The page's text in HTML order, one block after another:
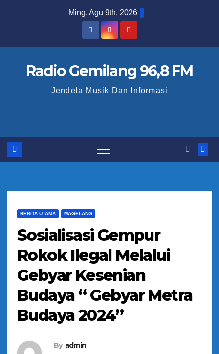
t
Ming. Agu 9th, 2026
Radio Gemilang 96,8 FM
Jendela Musik Dan Informasi
BERITA UTAMA MAGELANG
Sosialisasi Gempur
Rokok Ilegal Melalui
Gebyar Kesenian
Budaya “ Gebyar Metra
Budaya 2024”
By admin